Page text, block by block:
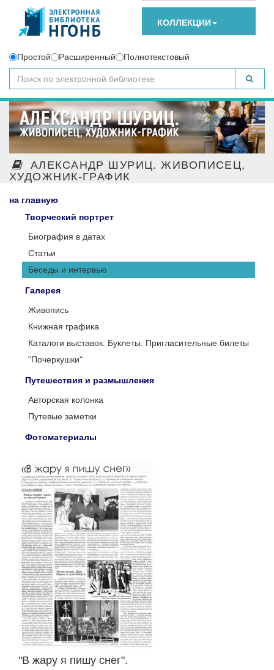
КОЛЛЕКЦИИ
Простой Расширенный Полнотекстовый
АЛЕКСАНДР ШУРИЦ. ЖИВОПИСЕЦ,
ХУДОЖНИК-ГРАФИК
на главную
Творческий портрет
Биография в датах
Статьи
Беседы и интервью
Галерея
Живопись
Книжная графика
Каталоги выставок. Буклеты. Пригласительные билеты
"Почеркушки"
Путешествия и размышления
Авторская колонка
Путевые заметки
Фотоматериалы
"В жару я пишу снег".